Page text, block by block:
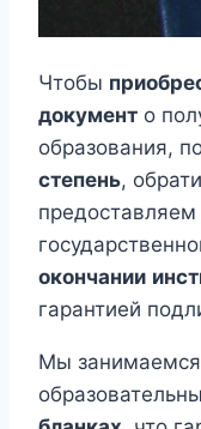
Чтобы
документ о
образования,
степень,
предоставляем
окончании
гарантией
Мы занимаемся